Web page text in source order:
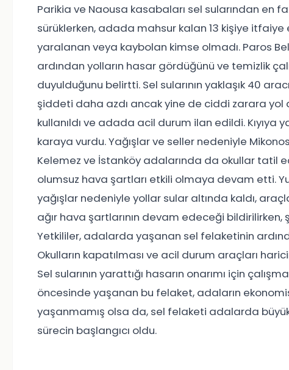
Parikia ve Naousa kasabaları sel sularından en
sürüklerken, adada mahsur kalan 13 kişiye itfaiye
yaralanan veya kaybolan kimse olmadı. Paros
ardından yolların hasar gördüğünü ve temizlik
duyulduğunu belirtti. Sel sularının yaklaşık 40
şiddeti daha azdı ancak yine de ciddi zarara yol
kullanıldı ve adada acil durum ilan edildi. Kıyıya
karaya vurdu. Yağışlar ve seller nedeniyle
Kelemez ve İstanköy adalarında da okullar tatil
olumsuz hava şartları etkili olmaya devam etti.
yağışlar nedeniyle yollar sular altında kaldı,
ağır hava şartlarının devam edeceği
Yetkililer, adalarda yaşanan sel felaketinin
Okulların kapatılması ve acil durum araçları
Sel sularının yarattığı hasarın onarımı için
öncesinde yaşanan bu felaket, adaların
yaşanmamış olsa da, sel felaketi adalarda
sürecin başlangıcı oldu.